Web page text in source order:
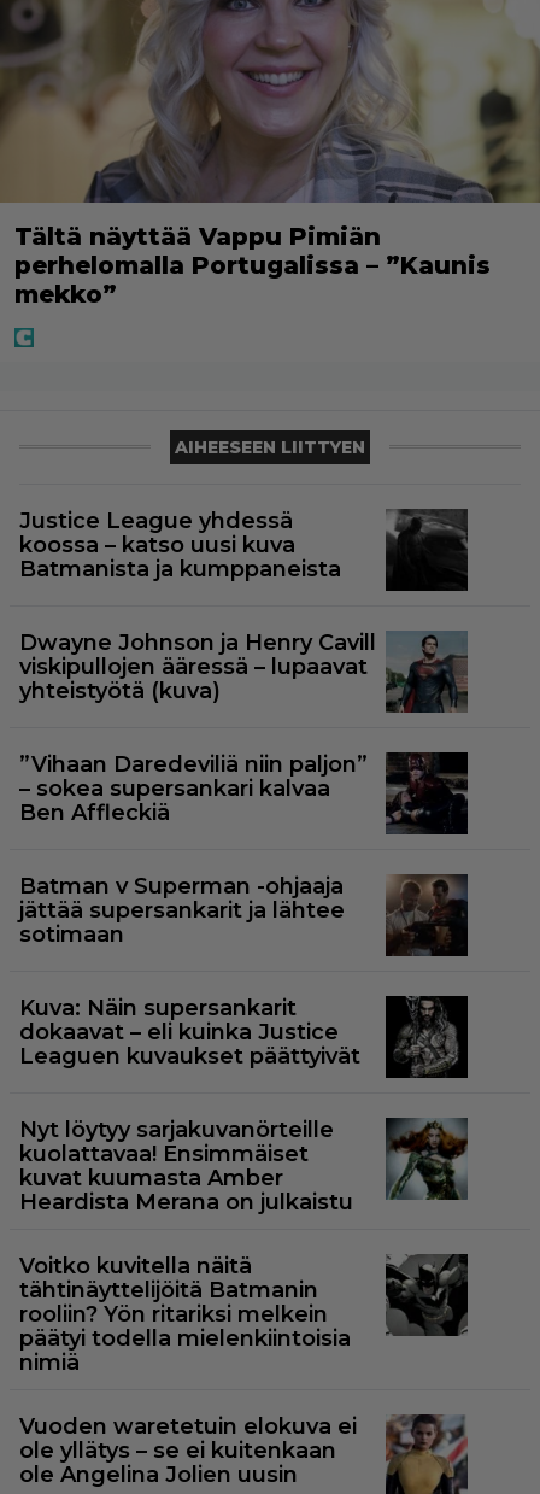
Tältä näyttää Vappu Pimiän
perhelomalla Portugalissa – ”Kaunis
mekko”
AIHEESEEN LIITTYEN
Justice League yhdessä
koossa – katso uusi kuva
Batmanista ja kumppaneista
Dwayne Johnson ja Henry Cavill
viskipullojen ääressä – lupaavat
yhteistyötä (kuva)
”Vihaan Daredeviliä niin paljon”
– sokea supersankari kalvaa
Ben Affleckiä
Batman v Superman -ohjaaja
jättää supersankarit ja lähtee
sotimaan
Kuva: Näin supersankarit
dokaavat – eli kuinka Justice
Leaguen kuvaukset päättyivät
Nyt löytyy sarjakuvanörteille
kuolattavaa! Ensimmäiset
kuvat kuumasta Amber
Heardista Merana on julkaistu
Voitko kuvitella näitä
tähtinäyttelijöitä Batmanin
rooliin? Yön ritariksi melkein
päätyi todella mielenkiintoisia
nimiä
Vuoden waretetuin elokuva ei
ole yllätys – se ei kuitenkaan
ole Angelina Jolien uusin